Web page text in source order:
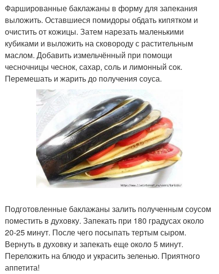
Фаршированные баклажаны в форму для запекания
выложить. Оставшиеся помидоры обдать кипятком и
очистить от кожицы. Затем нарезать маленькими
кубиками и выложить на сковороду с растительным
маслом. Добавить измельчённый при помощи
чесночницы чеснок, сахар, соль и лимонный сок.
Перемешать и жарить до получения соуса.
Подготовленные баклажаны залить полученным соусом
поместить в духовку. Запекать при 180 градусах около
20-25 минут. После чего посыпать тертым сыром.
Вернуть в духовку и запекать еще около 5 минут.
Переложить на блюдо и украсить зеленью. Приятного
аппетита!